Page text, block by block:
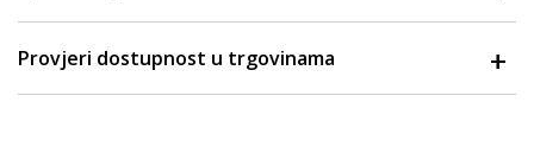
Provjeri dostupnost u trgovinama